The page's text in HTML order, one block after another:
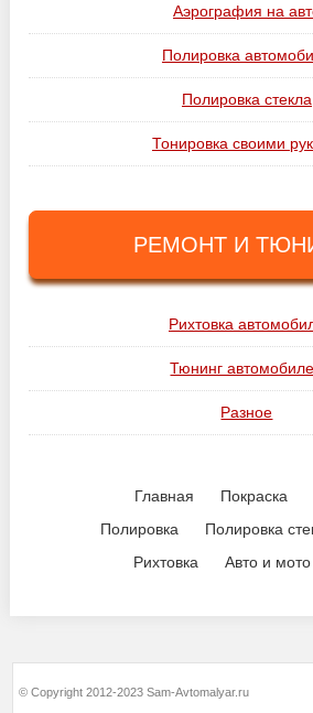
Аэрография на
Полировка
Полировка стекла
Тонировка своими
РЕМОНТ И
Рихтовка
Тюнинг
Разное
Главная Покраска
Полировка
Полировка
Рихтовка
Авто и мото
© Copyright 2012-2023 Sam-Avtomalyar.ru